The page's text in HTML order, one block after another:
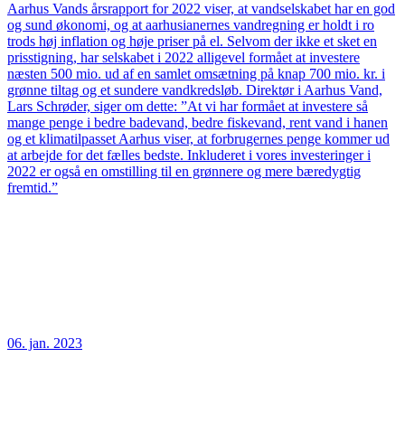
Aarhus Vands årsrapport for 2022 viser, at vandselskabet har en god
og sund økonomi, og at aarhusianernes vandregning er holdt i ro
trods høj inflation og høje priser på el. Selvom der ikke et sket en
prisstigning, har selskabet i 2022 alligevel formået at investere
næsten 500 mio. ud af en samlet omsætning på knap 700 mio. kr. i
grønne tiltag og et sundere vandkredsløb. Direktør i Aarhus Vand,
Lars Schrøder, siger om dette: ”At vi har formået at investere så
mange penge i bedre badevand, bedre fiskevand, rent vand i hanen
og et klimatilpasset Aarhus viser, at forbrugernes penge kommer ud
at arbejde for det fælles bedste. Inkluderet i vores investeringer i
2022 er også en omstilling til en grønnere og mere bæredygtig
fremtid.”
06. jan. 2023